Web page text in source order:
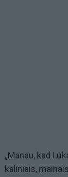
„Manau, kad
kaliniais,